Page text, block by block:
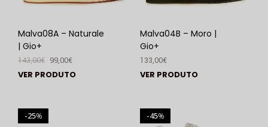
Malva08A – Naturale
| Gio+
143,00€ 99,00€
VER PRODUTO
Malva04B – Moro |
Gio+
133,00€
VER PRODUTO
%
25 %
45